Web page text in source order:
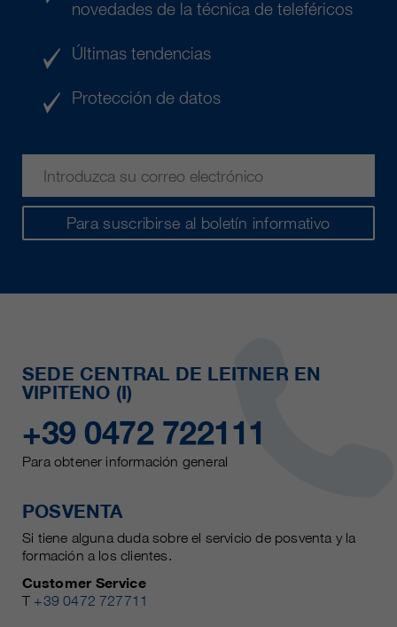
Para suscribirse al boletín informativo
novedades de la técnica de teleféricos
Últimas tendencias
Protección de datos
SEDE CENTRAL DE LEITNER EN
VIPITENO (I)
+39 0472 722111
Para obtener información general
POSVENTA
Si tiene alguna duda sobre el servicio de posventa y la
formación a los clientes.
Customer Service
T +39 0472 727711